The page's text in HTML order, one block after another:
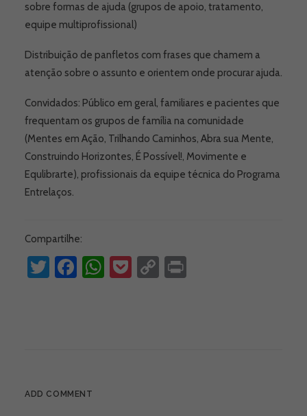
sobre formas de ajuda (grupos de apoio, tratamento,
equipe multiprofissional)
Distribuição de panfletos com frases que chamem a
atenção sobre o assunto e orientem onde procurar ajuda.
Convidados: Público em geral, familiares e pacientes que
frequentam os grupos de família na comunidade
(Mentes em Ação, Trilhando Caminhos, Abra sua Mente,
Construindo Horizontes, É Possível!, Movimente e
Equlibrarte), profissionais da equipe técnica do Programa
Entrelaços.
Compartilhe:
Twitter
Facebook
WhatsApp
Pocket
Copy
ADD COMMENT